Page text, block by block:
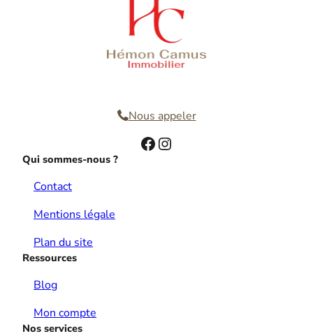
Nous appeler
Facebook Instagram
Qui sommes-nous ?
Contact
Mentions légale
Plan du site
Ressources
Blog
Mon compte
Nos services